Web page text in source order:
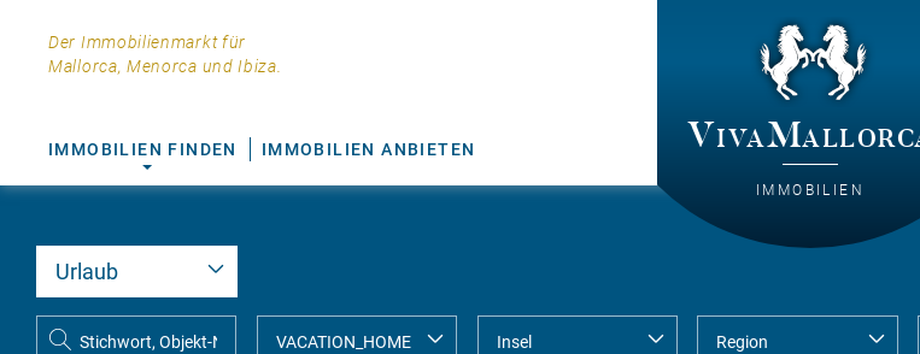
Der Immobilienmarkt für
Mallorca, Menorca und Ibiza.
IMMOBILIEN
IMMOBILIEN FINDEN IMMOBILIEN ANBIETEN